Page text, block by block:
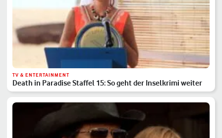
TV & ENTERTAINMENT
Death in Paradise Staffel 15: So geht der Inselkrimi weiter